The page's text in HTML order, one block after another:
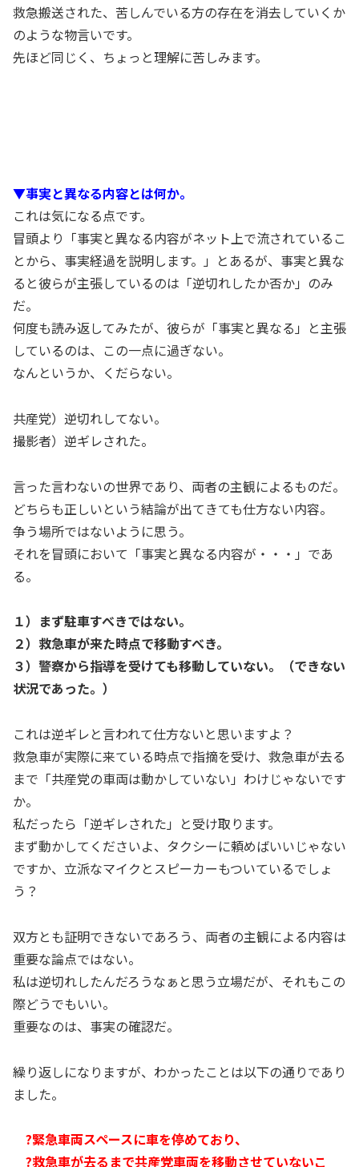
救急搬送された、苦しんでいる方の存在を消去していくか
のような物言いです。
先ほど同じく、ちょっと理解に苦しみます。
▼事実と異なる内容とは何か。
これは気になる点です。
冒頭より「事実と異なる内容がネット上で流されているこ
とから、事実経過を説明します。」とあるが、事実と異な
ると彼らが主張しているのは「逆切れしたか否か」のみ
だ。
何度も読み返してみたが、彼らが「事実と異なる」と主張
しているのは、この一点に過ぎない。
なんというか、くだらない。
共産党）逆切れしてない。
撮影者）逆ギレされた。
言った言わないの世界であり、両者の主観によるものだ。
どちらも正しいという結論が出てきても仕方ない内容。
争う場所ではないように思う。
それを冒頭において「事実と異なる内容が・・・」であ
る。
１）まず駐車すべきではない。
２）救急車が来た時点で移動すべき。
３）警察から指導を受けても移動していない。（できない
状況であった。）
これは逆ギレと言われて仕方ないと思いますよ？
救急車が実際に来ている時点で指摘を受け、救急車が去る
まで「共産党の車両は動かしていない」わけじゃないです
か。
私だったら「逆ギレされた」と受け取ります。
まず動かしてくださいよ、タクシーに頼めばいいじゃない
ですか、立派なマイクとスピーカーもついているでしょ
う？
双方とも証明できないであろう、両者の主観による内容は
重要な論点ではない。
私は逆切れしたんだろうなぁと思う立場だが、それもこの
際どうでもいい。
重要なのは、事実の確認だ。
繰り返しになりますが、わかったことは以下の通りであり
ました。
?緊急車両スペースに車を停めており、
?救急車が去るまで共産党車両を移動させていないこ